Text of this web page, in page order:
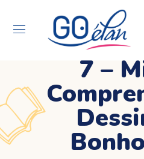
7 –